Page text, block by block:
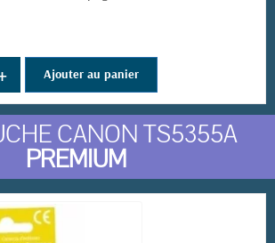
Ajouter au panier
CANON TS5355A
PREMIUM